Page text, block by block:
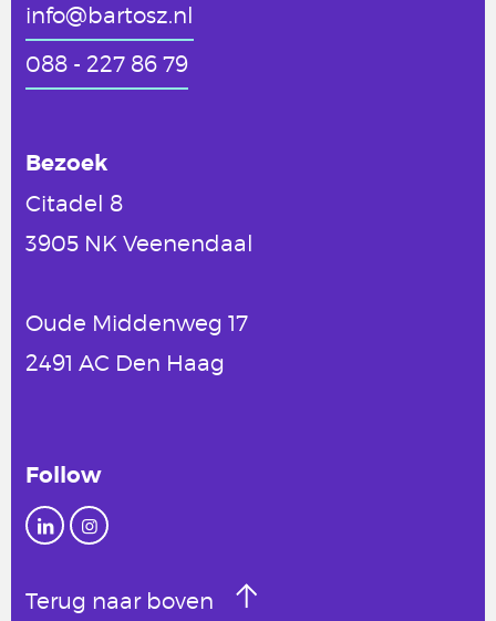
info@bartosz.nl
088 - 227 86 79
Bezoek
Citadel 8
3905 NK Veenendaal
Oude Middenweg 17
2491 AC Den Haag
Follow
Terug naar boven